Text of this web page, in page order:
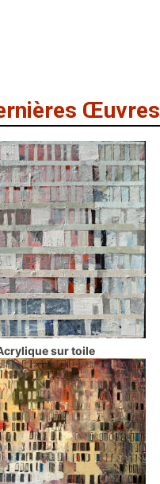
Œuvres
sur toile